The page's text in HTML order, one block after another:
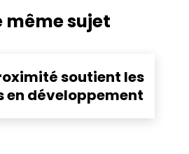
même sujet
soutient les
en développement